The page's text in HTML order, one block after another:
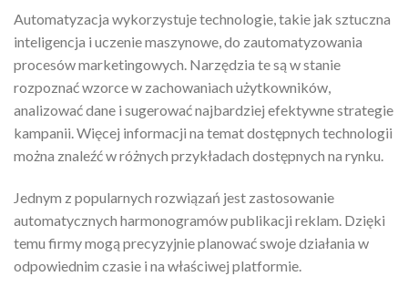
Automatyzacja wykorzystuje technologie, takie jak sztuczna
inteligencja i uczenie maszynowe, do zautomatyzowania
procesów marketingowych. Narzędzia te są w stanie
rozpoznać wzorce w zachowaniach użytkowników,
analizować dane i sugerować najbardziej efektywne strategie
kampanii. Więcej informacji na temat dostępnych technologii
można znaleźć w różnych przykładach dostępnych na rynku.
Jednym z popularnych rozwiązań jest zastosowanie
automatycznych harmonogramów publikacji reklam. Dzięki
temu firmy mogą precyzyjnie planować swoje działania w
odpowiednim czasie i na właściwej platformie.